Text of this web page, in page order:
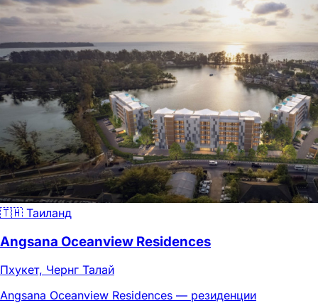
🇹🇭 Таиланд
Angsana Oceanview Residences
Пхукет, Чернг Талай
Angsana Oceanview Residences — резиденции